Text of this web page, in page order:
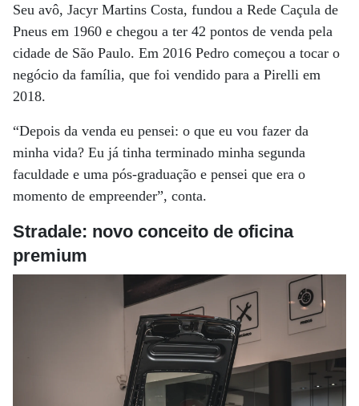
Seu avô, Jacyr Martins Costa, fundou a Rede Caçula de
Pneus em 1960 e chegou a ter 42 pontos de venda pela
cidade de São Paulo. Em 2016 Pedro começou a tocar o
negócio da família, que foi vendido para a Pirelli em
2018.
“Depois da venda eu pensei: o que eu vou fazer da
minha vida? Eu já tinha terminado minha segunda
faculdade e uma pós-graduação e pensei que era o
momento de empreender”, conta.
Stradale: novo conceito de oficina
premium